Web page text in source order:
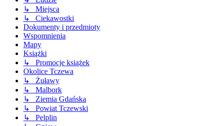
↳ Miejsca
↳ Ciekawostki
Dokumenty i przedmioty
Wspomnienia
Mapy
Książki
↳ Promocje książek
Okolice Tczewa
↳ Żuławy
↳ Malbork
↳ Ziemia Gdańska
↳ Powiat Tczewski
↳ Pelplin